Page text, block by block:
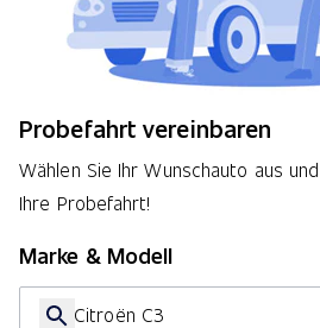
Probefahrt vereinbaren
Wählen Sie Ihr Wunschauto aus
Ihre Probefahrt!
Marke & Modell
Citroën C3